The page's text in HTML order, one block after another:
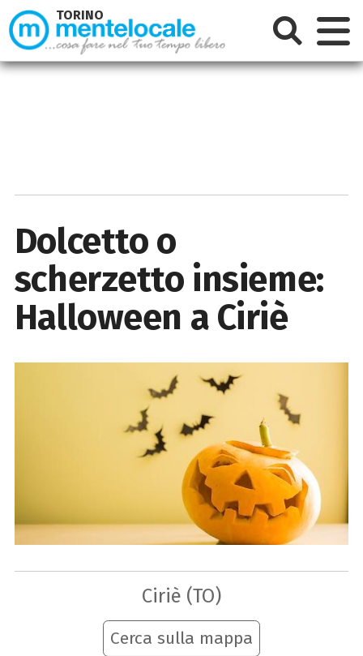
Dolcetto o
scherzetto insieme:
Halloween a Ciriè
Ciriè (TO)
Cerca sulla mappa
TORINO